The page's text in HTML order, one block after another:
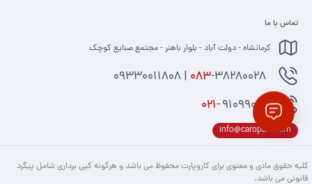
تماس با ما
کرمانشاه - دولت آباد - بلوار باهنر - مجتمع صنایع کوچک
-38280028 | 09330011808
021-91099074
info@caropart.com
کلیه حقوق مادی و معنوی برای کاروپارت محفوظ می باشد و هرگونه کپی برداری شامل پیگرد
قانونی می باشد.